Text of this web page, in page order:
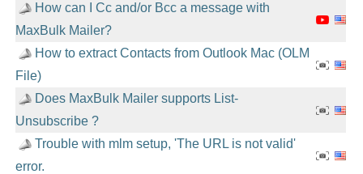
How can I Cc and/or Bcc a message with
MaxBulk Mailer?
How to extract Contacts from Outlook Mac (OLM
File)
Does MaxBulk Mailer supports List-
Unsubscribe ?
Trouble with mlm setup, 'The URL is not valid'
error.